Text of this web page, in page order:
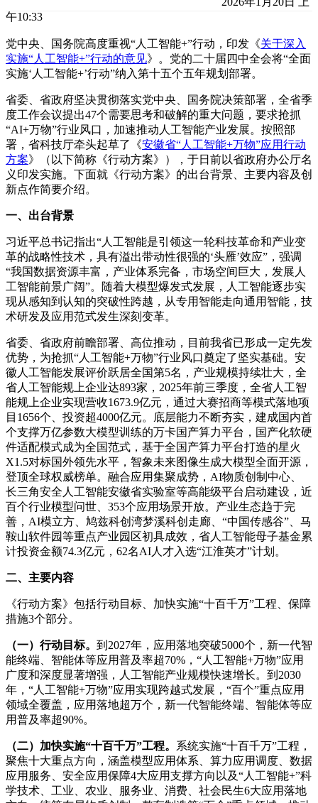
午10:33
党中央、国务院高度重视“人工智能+”行动，印发《关于深入
实施“人工智能+”行动的意见》。党的二十届四中全会将“全面
实施‘人工智能+’行动”纳入第十五个五年规划部署。
省委、省政府坚决贯彻落实党中央、国务院决策部署，全省季
度工作会议提出47个需要思考和破解的重大问题，要求抢抓
“AI+万物”行业风口，加速推动人工智能产业发展。按照部
署，省科技厅牵头起草了《安徽省“人工智能+万物”应用行动
方案》（以下简称《行动方案》），于日前以省政府办公厅名
义印发实施。下面就《行动方案》的出台背景、主要内容及创
新点作简要介绍。
一、出台背景
习近平总书记指出“人工智能是引领这一轮科技革命和产业变
革的战略性技术，具有溢出带动性很强的‘头雁’效应”，强调
“我国数据资源丰富，产业体系完备，市场空间巨大，发展人
工智能前景广阔”。随着大模型爆发式发展，人工智能逐步实
现从感知到认知的突破性跨越，从专用智能走向通用智能，技
术研发及应用范式发生深刻变革。
省委、省政府前瞻部署、高位推动，目前我省已形成一定先发
优势，为抢抓“人工智能+万物”行业风口奠定了坚实基础。安
徽人工智能发展评价跃居全国第5名，产业规模持续壮大，全
省人工智能规上企业达893家，2025年前三季度，全省人工智
能规上企业实现营收1673.9亿元，通过大赛招商等模式落地项
目1656个、投资超4000亿元。底层能力不断夯实，建成国内首
个支撑万亿参数大模型训练的万卡国产算力平台，国产化软硬
件适配模式成为全国范式，基于全国产算力平台打造的星火
X1.5对标国外领先水平，智象未来图像生成大模型全面开源，
登顶全球权威榜单。融合应用集聚成势，AI物质创制中心、
长三角安全人工智能安徽省实验室等高能级平台启动建设，近
百个行业模型问世、353个应用场景开放。产业生态趋于完
善，AI模立方、鸠兹科创湾梦溪科创走廊、“中国传感谷”、马
鞍山软件园等重点产业园区初具成效，省人工智能母子基金累
计投资金额74.3亿元，62名AI人才入选“江淮英才”计划。
二、主要内容
《行动方案》包括行动目标、加快实施“十百千万”工程、保障
措施3个部分。
（一）行动目标。 到2027年，应用落地突破5000个，新一代智
能终端、智能体等应用普及率超70%，“人工智能+万物”应用
广度和深度显著增强，人工智能产业规模快速增长。到2030
年，“人工智能+万物”应用实现跨越式发展，“百个”重点应用
领域全覆盖，应用落地超万个，新一代智能终端、智能体等应
用普及率超90%。
（二）加快实施“十百千万”工程。 系统实施“十百千万”工程，
聚焦十大重点方向，涵盖模型应用体系、算力应用调度、数据
应用服务、安全应用保障4大应用支撑方向以及“人工智能+”科
学技术、工业、农业、服务业、消费、社会民生6大应用落地